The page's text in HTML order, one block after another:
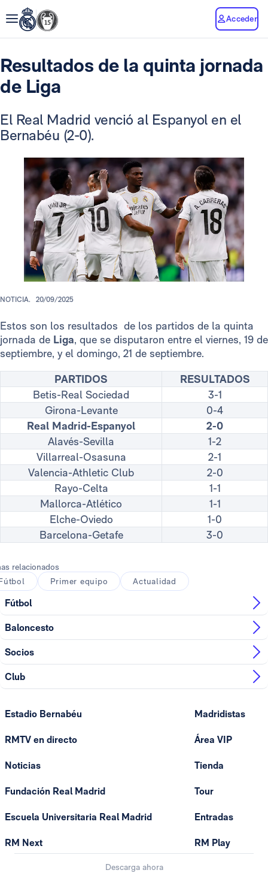
Acceder
Resultados de la quinta jornada
de Liga
El Real Madrid venció al Espanyol en el
Bernabéu (2-0).
NOTICIA. 20/09/2025
Estos son los resultados de los partidos de la quinta
jornada de Liga, que se disputaron entre el viernes, 19 de
septiembre, y el domingo, 21 de septiembre.
PARTIDOS
RESULTADOS
Betis-Real Sociedad
3-1
Girona-Levante
0-4
Real Madrid-Espanyol
2-0
Alavés-Sevilla
1-2
Villarreal-Osasuna
2-1
Valencia-Athletic Club
2-0
Rayo-Celta
1-1
Mallorca-Atlético
1-1
Elche-Oviedo
1-0
Barcelona-Getafe
3-0
relacionados
Primer equipo Actualidad
Fútbol
Baloncesto
Socios
Club
Estadio Bernabéu
RMTV en directo
Noticias
Fundación Real Madrid
Escuela Universitaria Real Madrid
RM Next
Madridistas
Área VIP
Tienda
Tour
Entradas
RM Play
Descarga ahora